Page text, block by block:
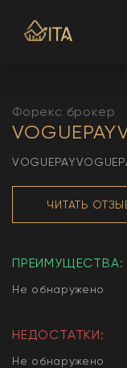
Форекс брокер
ЧИТАТЬ
ПРЕИМУЩЕСТВА:
Не обнаружено
НЕДОСТАТКИ:
Не обнаружено